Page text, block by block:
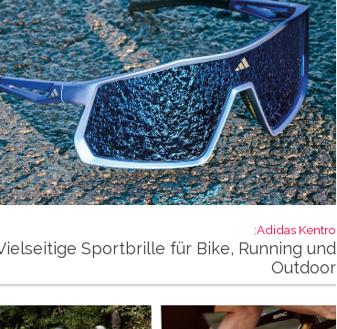
Adidas Kentro:
Sportbrille für Bike, Running und
Outdoor